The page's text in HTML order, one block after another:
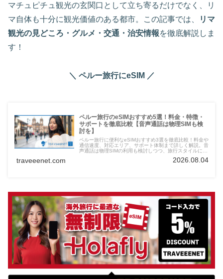
マチュピチュ観光の玄関口として立ち寄るだけでなく、リ
マ自体も十分に観光価値のある都市。この記事では、
リマ
観光の見どころ・グルメ・交通・治安情報を徹底解説しま
す！
＼ ペルー旅行にeSIM ／
ペルー旅行のeSIMおすすめ5選！料金・特徴・
サポートを徹底比較【音声通話は物理SIMも検
討を】
ペルー旅行に便利なeSIMおすすめ3選を徹底比較！料金や
通信速度、対応エリア、サポート体制まで詳しく解説。音
声通話は物理SIMの利用も検討しつつ、旅行スタイルに合
traveeenet.com 2026.08.04